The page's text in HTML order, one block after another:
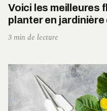
Voici les meilleures
planter en
3 min de lecture